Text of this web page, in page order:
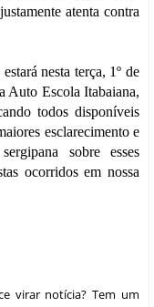
atenta contra
nesta terça, 1º de
Auto Escola Itabaiana,
todos disponíveis
esclarecimento e
sobre esses
ocorridos em nossa
virar notícia? Tem um